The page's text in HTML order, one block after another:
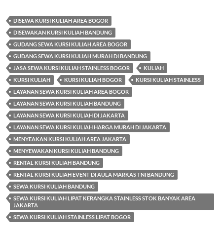
DISEWA KURSI KULIAH AREA BOGOR
DISEWAKAN KURSI KULIAH BANDUNG
GUDANG SEWA KURSI KULIAH AREA BOGOR
GUDANG SEWA KURSI KULIAH MURAH DI BANDUNG
JASA SEWA KURSI KULIAH STAINLESS BOGOR
KULIAH
KURSI KULIAH
KURSI KULIAH BOGOR
KURSI KULIAH STAINLESS
LAYANAN SEWA KURSI KULIAH AREA BOGOR
LAYANAN SEWA KURSI KULIAH BANDUNG
LAYANAN SEWA KURSI KULIAH DI JAKARTA
LAYANAN SEWA KURSI KULIAH HARGA MURAH DI JAKARTA
MENYEAKAN KURSI KULIAH AREA JAKARTA
MENYEWAKAN KURSI KULIAH BANDUNG
RENTAL KURSI KULIAH BANDUNG
RENTAL KURSI KULIAH EVENT DI AULA MARKAS TNI BANDUNG
SEWA KURSI KULIAH BANDUNG
SEWA KURSI KULIAH LIPAT KERANGKA STAINLESS STOK BANYAK AREA
JAKARTA
SEWA KURSI KULIAH STAINLESS LIPAT BOGOR